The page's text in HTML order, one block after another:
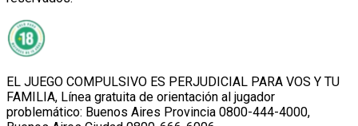
EL JUEGO COMPULSIVO ES PERJUDICIAL PARA VOS Y TU
FAMILIA, Línea gratuita de orientación al jugador
problemático: Buenos Aires Provincia 0800-444-4000,